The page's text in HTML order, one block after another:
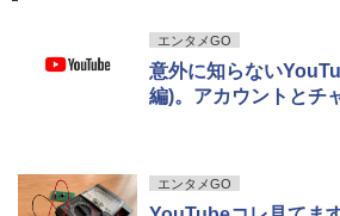
エンタメGO
意外に知らない
編)。アカウントとチ
エンタメGO